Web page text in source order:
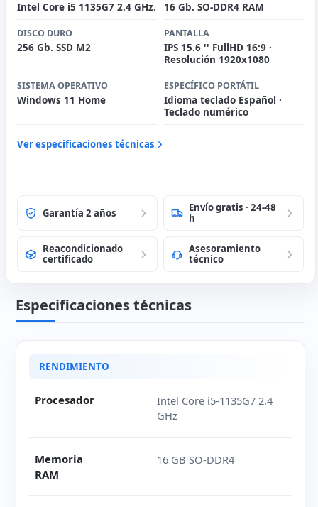
Intel Core i5 1135G7 2.4 GHz. 16 Gb. SO-DDR4 RAM
DISCO DURO
256 Gb. SSD M2
PANTALLA
IPS 15.6 '' FullHD 16:9 ·
Resolución 1920x1080
SISTEMA OPERATIVO
Windows 11 Home
ESPECÍFICO PORTÁTIL
Idioma teclado Español ·
Teclado numérico
Ver especificaciones técnicas
Garantía 2 años
Envío gratis · 24-48
h
Reacondicionado
certificado
Asesoramiento
técnico
Especificaciones técnicas
Ficha técnica de HP ProBook 650 G8
RENDIMIENTO
Procesador
Intel Core i5-1135G7 2.4
GHz
Memoria
RAM
16 GB SO-DDR4